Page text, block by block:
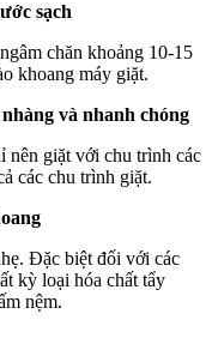
sạch
chăn khoảng 10-15
khoang máy giặt.
và nhanh chóng
nên giặt với chu trình các
các chu trình giặt.
Đặc biệt đối với các
kỳ loại hóa chất tẩy
nệm.